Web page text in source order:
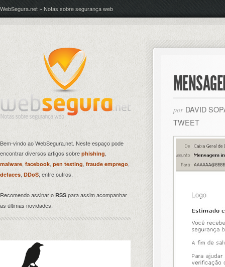
WebSegura.net » Notas sobre segurança web
por DAVID
TWEET
Bem-vindo ao WebSegura.net. Neste espaço pode
encontrar diversos artigos sobre phishing,
malware, facebook, pen testing fraude emprego,
defaces, DDoS, entre outros.
Recomendo assinar o RSS para assim acompanhar
as últimas novidades.